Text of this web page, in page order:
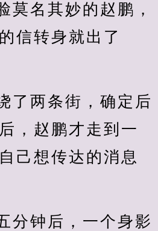
莫名其妙的赵鹏，
信转身就出了
了两条街，确定后
，赵鹏才走到一
己想传达的消息
分钟后，一个身影